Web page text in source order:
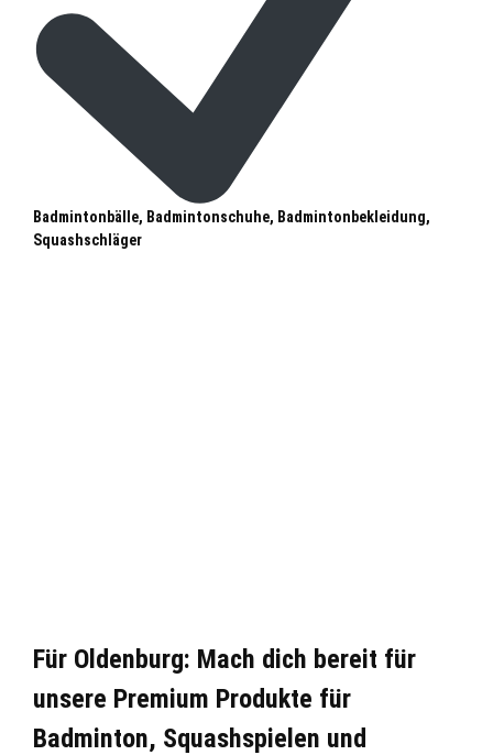
Badmintonbälle, Badmintonschuhe, Badmintonbekleidung,
Squashschläger
Für Oldenburg: Mach dich bereit für
unsere Premium Produkte für
Badminton, Squashspielen und